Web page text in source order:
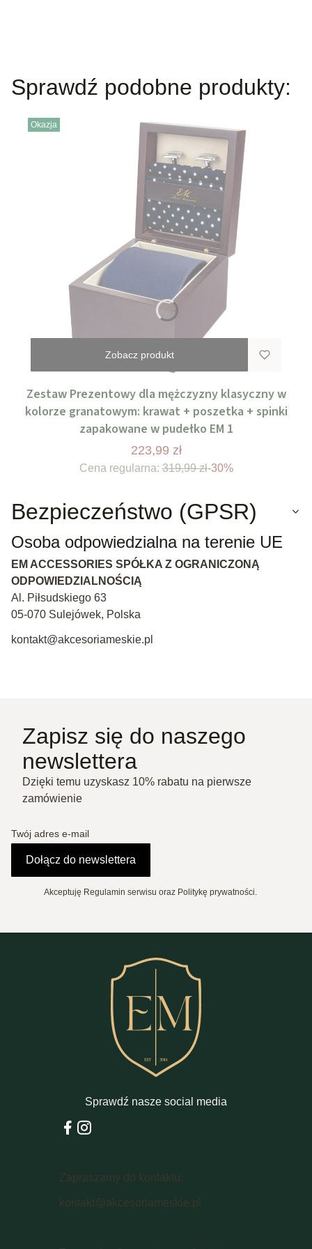
Sprawdź podobne produkty:
Okazja
Zobacz produkt
Zestaw Prezentowy dla mężczyzny klasyczny w
kolorze granatowym: krawat + poszetka + spinki
zapakowane w pudełko EM 1
223,99 zł
Cena regularna: 319,99 zł-30%
Bezpieczeństwo (GPSR)
Osoba odpowiedzialna na terenie UE
EM ACCESSORIES SPÓŁKA Z OGRANICZONĄ
ODPOWIEDZIALNOŚCIĄ
Al. Piłsudskiego 63
05-070 Sulejówek, Polska
kontakt@akcesoriameskie.pl
Zapisz się do naszego
newslettera
Dzięki temu uzyskasz 10% rabatu na pierwsze
zamówienie
Twój adres e-mail
Dołącz do newslettera
Akceptuję Regulamin serwisu oraz Politykę prywatności.
Sprawdź nasze social media
Zapraszamy do kontaktu:
kontakt@akcesoriameskie.pl